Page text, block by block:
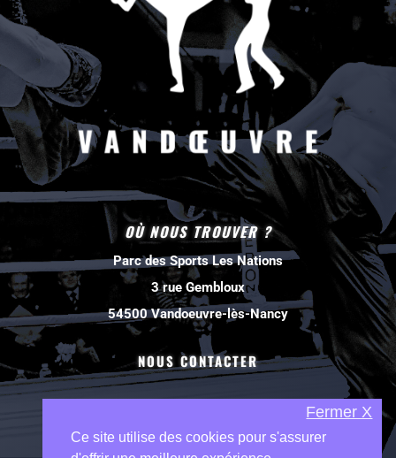
OÙ NOUS TROUVER ?
Parc des Sports Les Nations
3 rue Gembloux
54500 Vandoeuvre-lès-Nancy
NOUS CONTACTER
Ce site utilise des cookies pour s'assurer
Fermer X